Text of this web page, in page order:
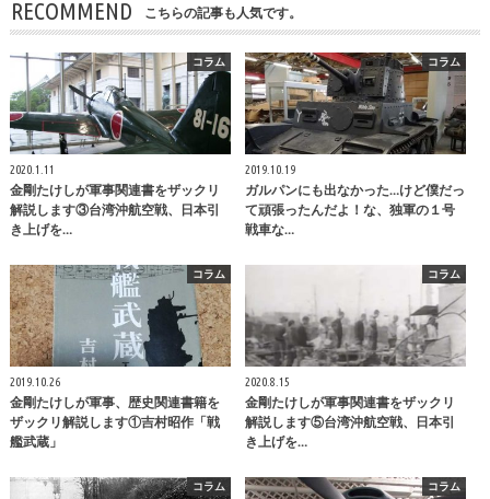
RECOMMEND こちらの記事も人気です。
コラム
2020.1.11
金剛たけしが軍事関連書をザックリ
解説します③台湾沖航空戦、日本引
き上げを…
コラム
2019.10.19
ガルパンにも出なかった…けど僕だっ
て頑張ったんだよ！な、独軍の１号
戦車な…
コラム
2019.10.26
金剛たけしが軍事、歴史関連書籍を
ザックリ解説します①吉村昭作「戦
艦武蔵」
コラム
2020.8.15
金剛たけしが軍事関連書をザックリ
解説します⑤台湾沖航空戦、日本引
き上げを…
コラム コラム